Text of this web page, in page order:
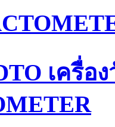
เครื่อ